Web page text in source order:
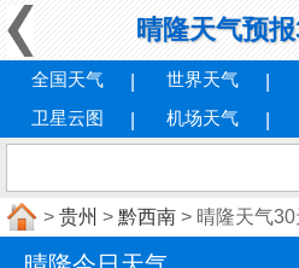
晴隆天气预
全国天气 世界天气
卫星云图
机场天气
> 贵州 > 黔西南 > 晴隆天气30